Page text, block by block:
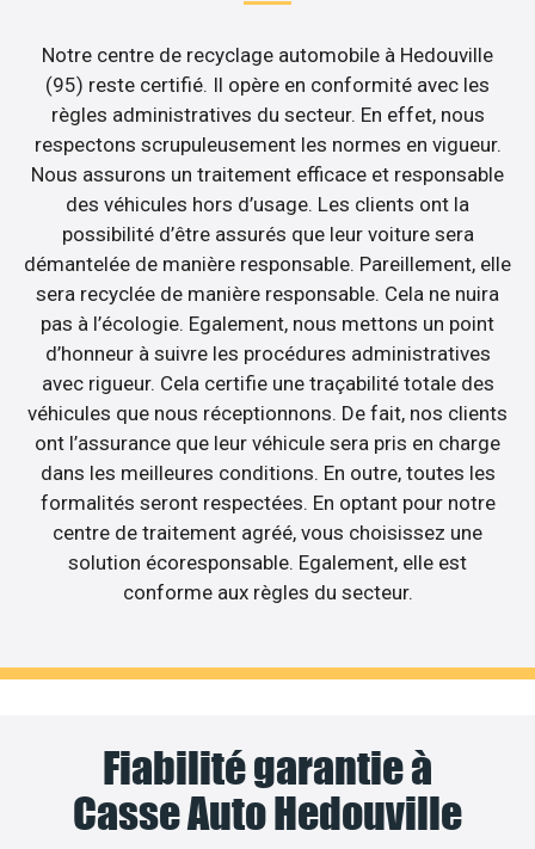
Notre centre de recyclage automobile à Hedouville
(95) reste certifié. Il opère en conformité avec les
règles administratives du secteur. En effet, nous
respectons scrupuleusement les normes en vigueur.
Nous assurons un traitement efficace et responsable
des véhicules hors d’usage. Les clients ont la
possibilité d’être assurés que leur voiture sera
démantelée de manière responsable. Pareillement, elle
sera recyclée de manière responsable. Cela ne nuira
pas à l’écologie. Egalement, nous mettons un point
d’honneur à suivre les procédures administratives
avec rigueur. Cela certifie une traçabilité totale des
véhicules que nous réceptionnons. De fait, nos clients
ont l’assurance que leur véhicule sera pris en charge
dans les meilleures conditions. En outre, toutes les
formalités seront respectées. En optant pour notre
centre de traitement agréé, vous choisissez une
solution écoresponsable. Egalement, elle est
conforme aux règles du secteur.
Fiabilité garantie à
Casse Auto Hedouville